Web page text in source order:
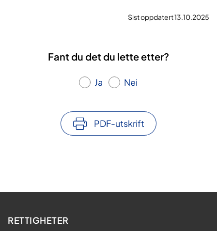
Sist oppdatert 13.10.2025
Fant du det du lette etter?
Ja Nei
PDF-utskrift
RETTIGHETER